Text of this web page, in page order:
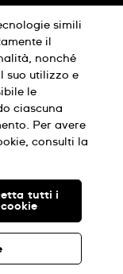
legali
SWISS WATCHES
simili
il
nonché
suo utilizzo e
le
ciascuna
Per avere
consulti la
tutti i
cookie